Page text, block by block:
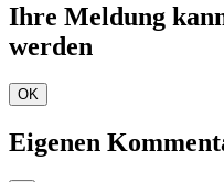
Ihre Meldung
werden
OK
Eigenen